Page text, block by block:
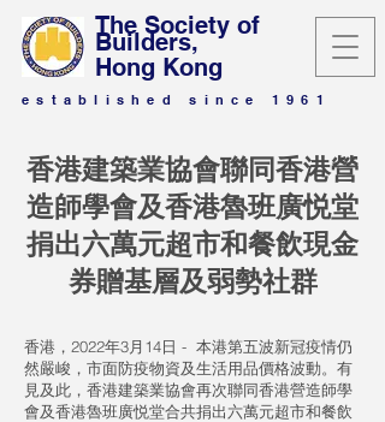
The Society of
Builders,
Hong Kong
established since 1961
香港建築業協會聯同香港營
造師學會及香港魯班廣悦堂
捐出六萬元超市和餐飲現金
券贈基層及弱勢社群
香港，2022年3月14日 - 本港第五波新冠疫情仍
然嚴峻，市面防疫物資及生活用品價格波動。有
見及此，香港建築業協會再次聯同香港營造師學
會及香港魯班廣悦堂合共捐出六萬元超市和餐飲